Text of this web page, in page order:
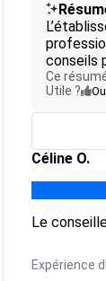
conseils
Ce
Utile ?
Céline O.
Le
Expérience